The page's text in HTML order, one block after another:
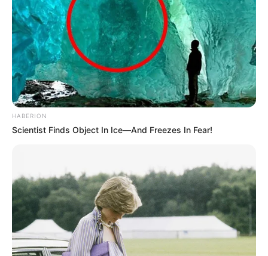
Assista ao vídeo( disponível no Youtube):
alário dos agentes de saúde 2026, jasb, ifa acs, ifa ace, ifa ace 2025, ifa acs 2025, Jornal
dos Agentes de Saúde do Brasil, CONACS, Fnaras, Fenasce, CUT, Força Sindical, Sindicato
dos Agentes de Saúde
Matérias Bônus
:
Parcela Única do Saúde 360: Pagamento
🧊Saiba como Consultar o Incentivo
🧊 Cálculo da Insalubridade sobre o base
HABERION
Scientist Finds Object In Ice—And Freezes In Fear!